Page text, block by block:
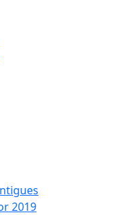
2019